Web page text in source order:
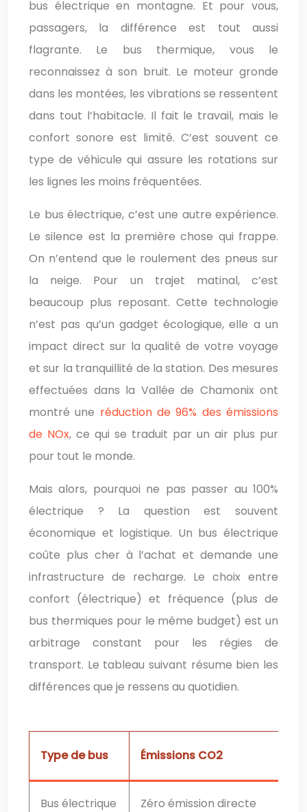
bus électrique en montagne. Et pour vous,
passagers, la différence est tout aussi
flagrante. Le bus thermique, vous le
reconnaissez à son bruit. Le moteur gronde
dans les montées, les vibrations se ressentent
dans tout l’habitacle. Il fait le travail, mais le
confort sonore est limité. C’est souvent ce
type de véhicule qui assure les rotations sur
les lignes les moins fréquentées.
Le bus électrique, c’est une autre expérience.
Le silence est la première chose qui frappe.
On n’entend que le roulement des pneus sur
la neige. Pour un trajet matinal, c’est
beaucoup plus reposant. Cette technologie
n’est pas qu’un gadget écologique, elle a un
impact direct sur la qualité de votre voyage
et sur la tranquillité de la station. Des mesures
effectuées dans la Vallée de Chamonix ont
montré une réduction de 96% des émissions
de NOx, ce qui se traduit par un air plus pur
pour tout le monde.
Mais alors, pourquoi ne pas passer au 100%
électrique ? La question est souvent
économique et logistique. Un bus électrique
coûte plus cher à l’achat et demande une
infrastructure de recharge. Le choix entre
confort (électrique) et fréquence (plus de
bus thermiques pour le même budget) est un
arbitrage constant pour les régies de
transport. Le tableau suivant résume bien les
différences que je ressens au quotidien.
Type de bus Émissions CO2
Bus électrique Zéro émission directe